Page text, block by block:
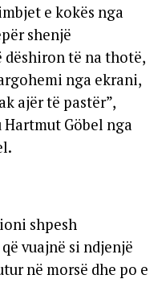
e kokës nga
shenjë
dëshiron të na thotë,
nga ekrani,
ajër të pastër”,
Göbel nga
shpesh
vuajnë si ndjenjë
në morsë dhe po e